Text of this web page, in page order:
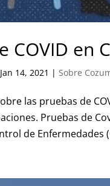
COVID en
Jan 14, 2021 |Sobre
las pruebas de
Pruebas de
de Enfermedades